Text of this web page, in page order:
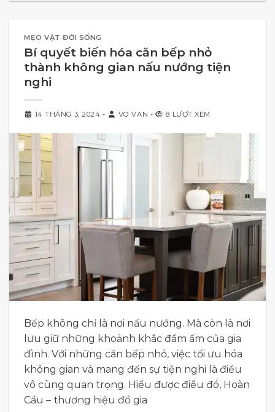
MẸO VẶT ĐỜI SỐNG
Bí quyết biến hóa căn bếp nhỏ
thành không gian nấu nướng tiện
nghi
14 THÁNG 3, 2024 - VO VAN - 8 LƯỢT XEM
Bếp không chỉ là nơi nấu nướng. Mà còn là nơi
lưu giữ những khoảnh khắc đầm ấm của gia
đình. Với những căn bếp nhỏ, việc tối ưu hóa
không gian và mang đến sự tiện nghi là điều
vô cùng quan trọng. Hiểu được điều đó, Hoàn
Cầu – thương hiệu đồ gia